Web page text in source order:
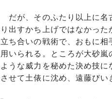
だが、そのふたり以上に名
り出すかち上げではなかっ
立ち合いの戦術で、おもに
用いられる。ところが大砂
ような威力を秘めた決め技
させて土俵に沈め、遠藤びい